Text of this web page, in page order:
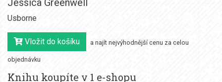
Jessica Greenwell
Usborne
Vložit do košíku a najít nejvýhodnější cenu za celou
objednávku
Knihu koupíte v 1 e-shopu